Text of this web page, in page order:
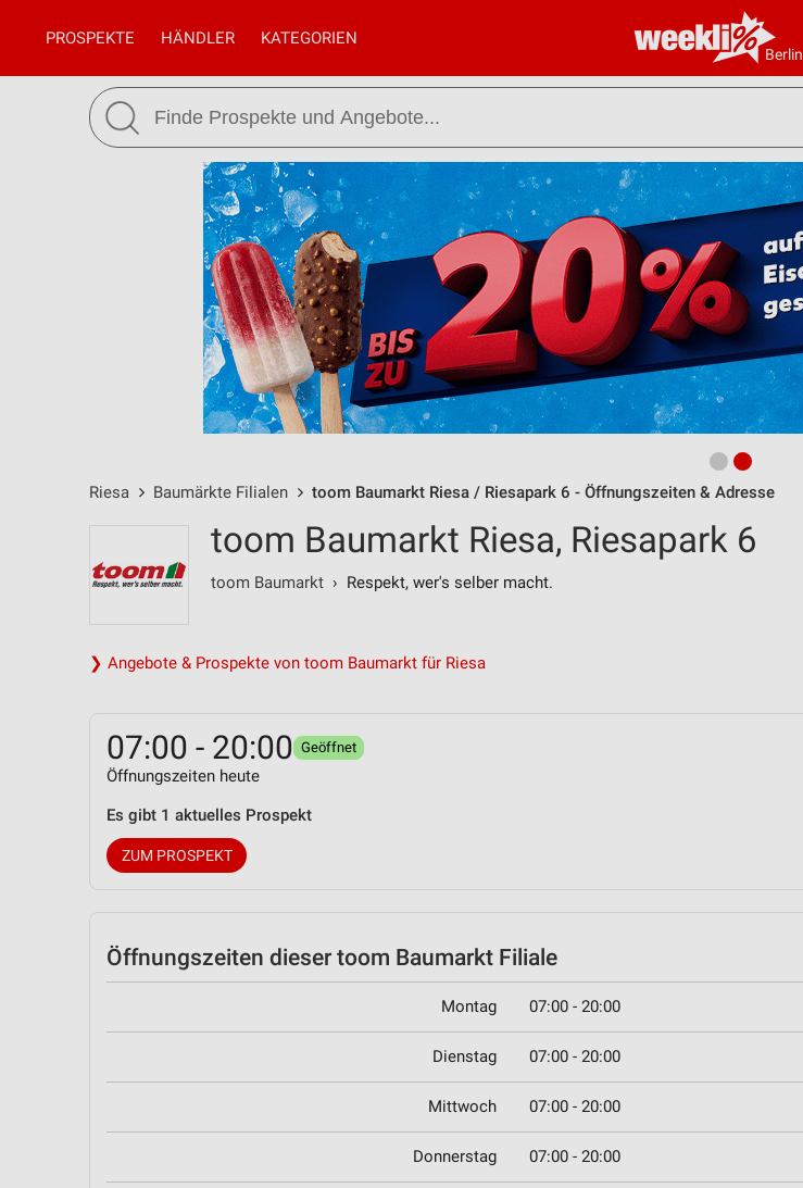
Berlin
PROSPEKTE HÄNDLER KATEGORIEN
Riesa Baumärkte Filialen toom Baumarkt Riesa / Riesapark 6 - Öffnungszeiten & Adresse
toom Baumarkt Riesa, Riesapark 6
toom Baumarkt › Respekt, wer's selber macht.
❯ Angebote & Prospekte von toom Baumarkt für Riesa
07:00 - 20:00 Geöffnet
Öffnungszeiten heute
Es gibt 1 aktuelles Prospekt
ZUM PROSPEKT
Öffnungszeiten dieser toom Baumarkt Filiale
Montag 07:00 - 20:00
Dienstag 07:00 - 20:00
Mittwoch 07:00 - 20:00
Donnerstag 07:00 - 20:00